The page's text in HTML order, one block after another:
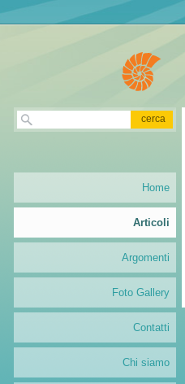
Home
Articoli
Argomenti
Foto Gallery
Contatti
Chi siamo